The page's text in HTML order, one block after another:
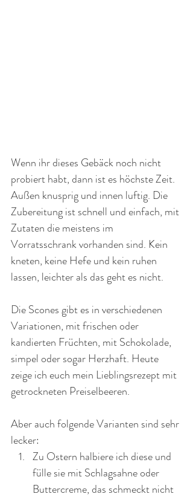
Wenn ihr dieses Gebäck noch nicht
probiert habt, dann ist es höchste Zeit.
Außen knusprig und innen luftig. Die
Zubereitung ist schnell und einfach, mit
Zutaten die meistens im
Vorratsschrank vorhanden sind. Kein
kneten, keine Hefe und kein ruhen
lassen, leichter als das geht es nicht.
Die Scones gibt es in verschiedenen
Variationen, mit frischen oder
kandierten Früchten, mit Schokolade,
simpel oder sogar Herzhaft. Heute
zeige ich euch mein Lieblingsrezept mit
getrockneten Preiselbeeren.
Aber auch folgende Varianten sind sehr
lecker:
Zu Ostern halbiere ich diese und
fülle sie mit Schlagsahne oder
Buttercreme, das schmeckt nicht